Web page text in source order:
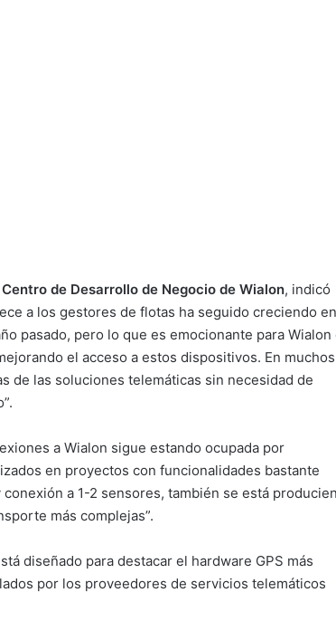
de Desarrollo de Negocio de Wialon, indicó
a los gestores de flotas ha seguido creciendo en
pasado, pero lo que es emocionante para Wialon
el acceso a estos dispositivos. En muchos
de las soluciones telemáticas sin necesidad de
a Wialon sigue estando ocupada por
en proyectos con funcionalidades bastante
a 1-2 sensores, también se está
más complejas”.
diseñado para destacar el hardware GPS más
por los proveedores de servicios telemáticos